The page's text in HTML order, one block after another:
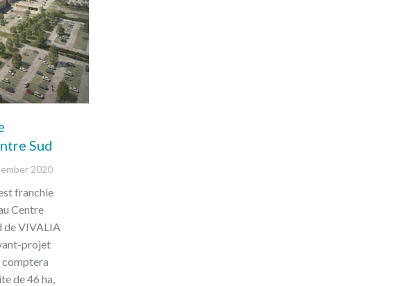
Sud
2020
franchie
Centre
de VIVALIA
projet
comptera
de 46 ha,